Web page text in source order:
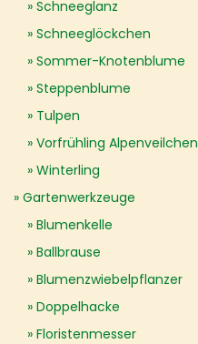
Schneeglanz
Schneeglöckchen
Sommer-Knotenblume
Steppenblume
Tulpen
Vorfrühling Alpenveilchen
Winterling
Gartenwerkzeuge
Blumenkelle
Ballbrause
Blumenzwiebelpflanzer
Doppelhacke
Floristenmesser